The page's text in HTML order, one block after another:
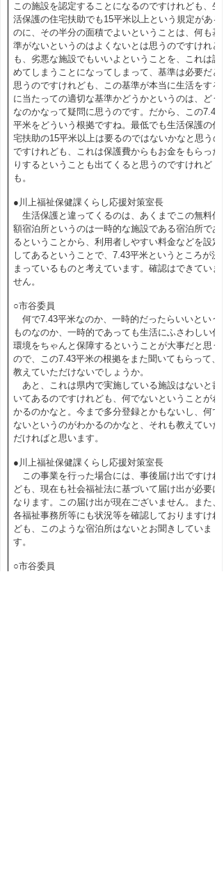
この施設を認定することになるのですけれども、生
活保護の住宅扶助でも15平米以上という規定がある
のに、その半分の面積でよいということは、何も基
準がないというのはよくないとは思うのですけれど
も、劣悪な施設でもいいよということを、これは認
めてしまうことになってしまって、基準は必要だと
思うのですけれども、この基準が本当に生活をする
に当たっての適切な基準かどうかというのは、どう
なのかなって疑問に思うのです。だから、この7.43
平米をどういう根拠ですね。最低でも生活保護の住
宅扶助の15平米以上は要るのではないかなと思うの
ですけれども、これは保護費からもお金をもらった
りするということも出てくると思うのですけれど
も。
●川上福祉保健課くらし応援対策室長
生活保護と違ってくるのは、あくまでこの無料低
額宿泊所というのは一時的な施設である宿泊所であ
るということから、利用者しやすい料金などを設定
してあるということで、7.43平米というところが決
まっているものと考えています。確認はできていま
せん。
○市谷委員
何で7.43平米なのか、一時的だったらいいという
ものなのか、一時的であっても生活にふさわしい住
環境をちゃんと保障するということが大事だと思う
ので、この7.43平米の根拠をまた聞いてもらって、
教えていただけないでしょうか。
あと、これは県内で実施している施設はないと書
いてあるのですけれども、何でないということがわ
かるのかなと。今まで多分登録とかもないし、何で
ないというのがわかるのかなと、それも教えていた
だければと思います。
●川上福祉保健課くらし応援対策室長
この事業を行った場合には、事後届け出ですけれ
ども、現在も社会福祉法に基づいて届け出が必要に
なります。この届け出が現在ございません。また、
各福祉事務所等にも状況等を確認しておりますけれ
ども、このような宿泊所はないとお聞きしていま
す。
○市谷委員